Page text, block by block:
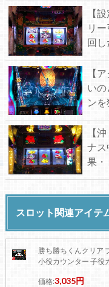
【
リ
回し
【
い
ン
【
ナス
果・
スロット関連アイテ
勝ち勝ちくんクリア
小役カウンター 子役
価格:3,035円